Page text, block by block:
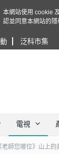
泛科市集
電視
老師您哪位》山上
本網站使用 cookie
認並同意本網站的隱